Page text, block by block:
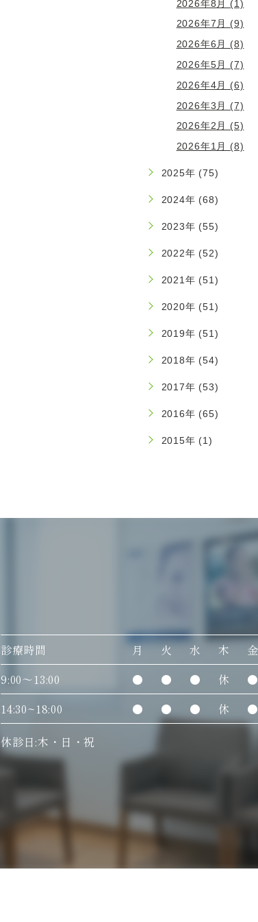
2026年8月 (1)
2026年7月 (9)
2026年6月 (8)
2026年5月 (7)
2026年4月 (6)
2026年3月 (7)
2026年2月 (5)
2026年1月 (8)
2025年 (75)
2024年 (68)
2023年 (55)
2022年 (52)
2021年 (51)
2020年 (51)
2019年 (51)
2018年 (54)
2017年 (53)
2016年 (65)
2015年 (1)
診療時間 月 火 水 木 金
9:00〜13:00
● ● ● 休 ●
14:30~18:00
● ● ● 休 ●
休診日:木・日・祝